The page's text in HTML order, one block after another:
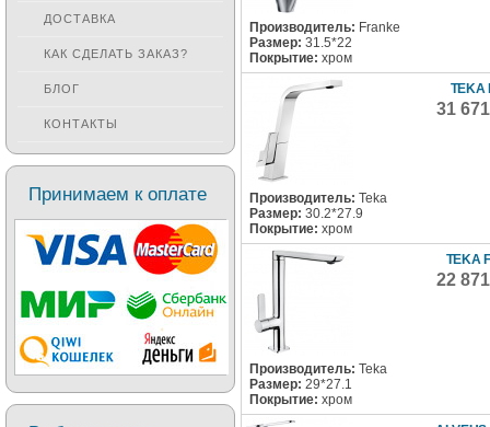
Производитель: Franke
Размер: 31.5*22
Покрытие: хром
TEKA
31
Производитель: Teka
Размер: 30.2*27.9
Покрытие: хром
TEKA
22
Производитель: Teka
Размер: 29*27.1
Покрытие: хром
ДОСТАВКА
КАК СДЕЛАТЬ ЗАКАЗ?
БЛОГ
КОНТАКТЫ
Принимаем к оплате